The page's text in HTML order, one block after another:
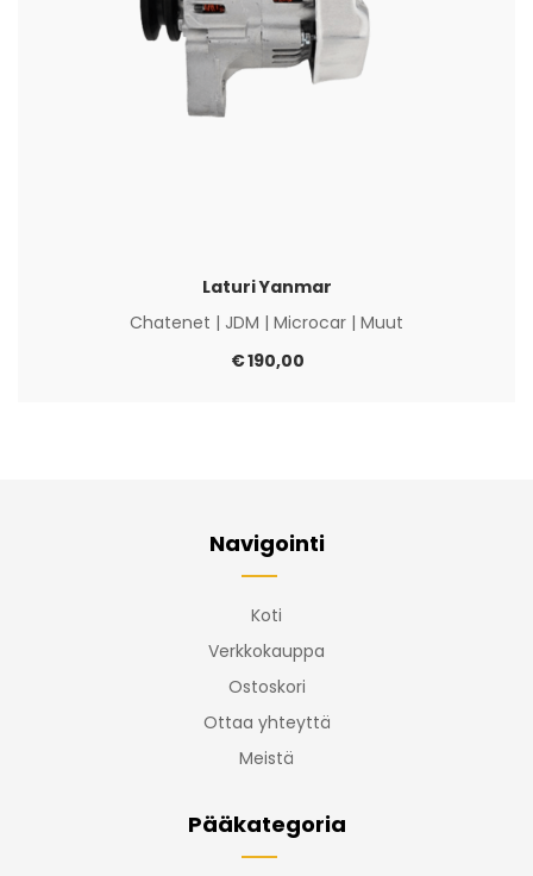
Laturi Yanmar
Chatenet | JDM | Microcar | Muut
€190,00
Navigointi
Koti
Verkkokauppa
Ostoskori
Ottaa yhteyttä
Meistä
Pääkategoria